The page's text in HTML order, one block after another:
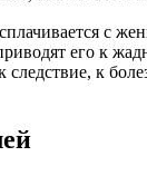
с
его к
следствие, к